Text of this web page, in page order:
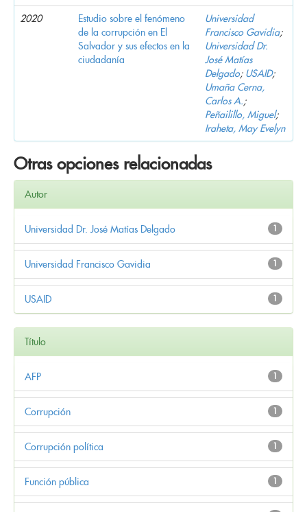
2020
Estudio sobre el fenómeno
de la corrupción en El
Salvador y sus efectos en la
ciudadanía
Universidad
Francisco Gavidia;
Universidad Dr.
José Matías
Delgado; USAID;
Umaña Cerna,
Carlos A.;
Peñailillo, Miguel;
Iraheta, May Evelyn
Otras opciones relacionadas
Autor
1
Universidad Dr. José Matías Delgado
1
Universidad Francisco Gavidia
1
USAID
Título
1
AFP
1
Corrupción
1
Corrupción política
1
Función pública